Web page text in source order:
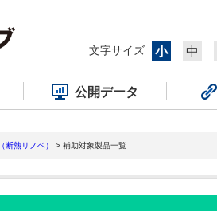
文字サイズ
小 中
公開データ
熱リノベ） > 補助対象製品一覧